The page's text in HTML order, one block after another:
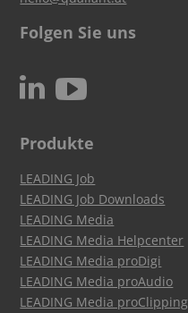
Folgen Sie uns
N c
Produkte
LEADING Job
LEADING Job Downloads
LEADING Media
LEADING Media Helpcenter
LEADING Media proDigi
LEADING Media proAudio
LEADING Media proClipping